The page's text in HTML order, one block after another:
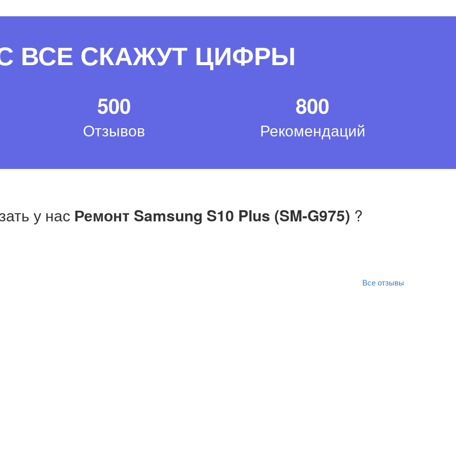
ВСЕ СКАЖУТ ЦИФРЫ
500
Отзывов
800
Рекомендаций
у нас Ремонт Samsung S10 Plus (SM-G975) ?
Все отзывы